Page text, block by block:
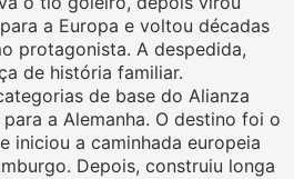
a Europa e voltou décadas
protagonista. A despedida,
de história familiar.
de base do Alianza
a Alemanha. O destino foi o
iniciou a caminhada europeia
Depois, construiu longa